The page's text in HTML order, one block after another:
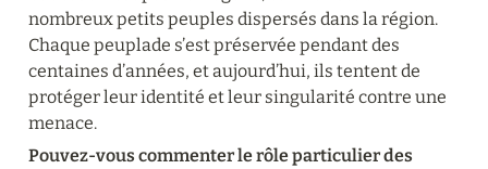
nombreux petits peuples dispersés dans la région.
Chaque peuplade s’est préservée pendant des
centaines d’années, et aujourd’hui, ils tentent de
protéger leur identité et leur singularité contre une
menace.
Pouvez-vous commenter le rôle particulier des